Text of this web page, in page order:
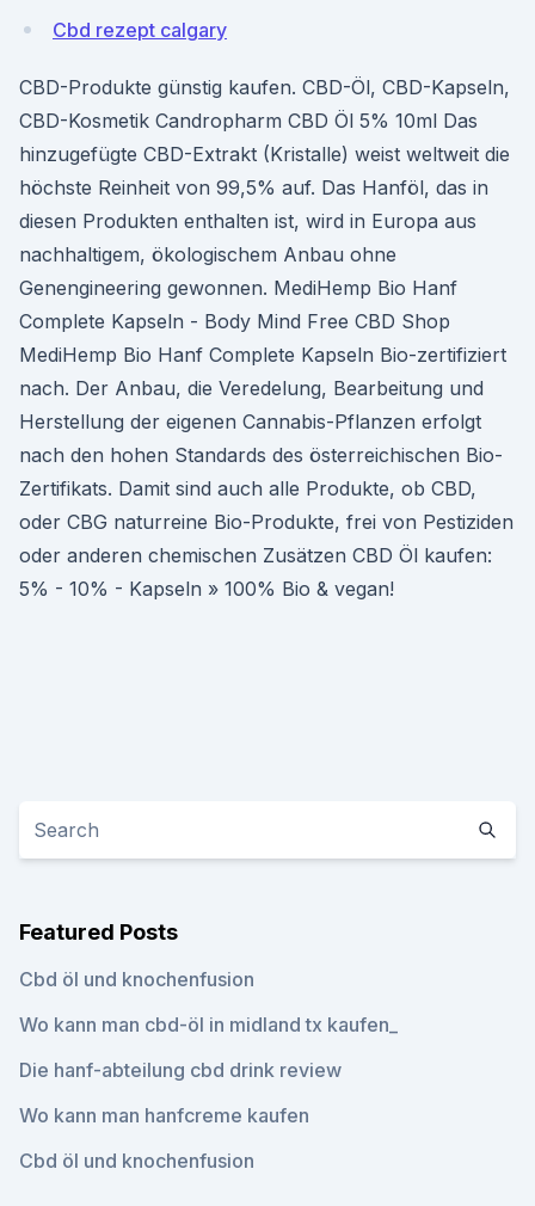
Cbd rezept calgary
CBD-Produkte günstig kaufen. CBD-Öl, CBD-Kapseln,
CBD-Kosmetik Candropharm CBD Öl 5% 10ml Das
hinzugefügte CBD-Extrakt (Kristalle) weist weltweit die
höchste Reinheit von 99,5% auf. Das Hanföl, das in
diesen Produkten enthalten ist, wird in Europa aus
nachhaltigem, ökologischem Anbau ohne
Genengineering gewonnen. MediHemp Bio Hanf
Complete Kapseln - Body Mind Free CBD Shop
MediHemp Bio Hanf Complete Kapseln Bio-zertifiziert
nach. Der Anbau, die Veredelung, Bearbeitung und
Herstellung der eigenen Cannabis-Pflanzen erfolgt
nach den hohen Standards des österreichischen Bio-
Zertifikats. Damit sind auch alle Produkte, ob CBD,
oder CBG naturreine Bio-Produkte, frei von Pestiziden
oder anderen chemischen Zusätzen CBD Öl kaufen:
5% - 10% - Kapseln » 100% Bio & vegan!
Featured Posts
Cbd öl und knochenfusion
Wo kann man cbd-öl in midland tx kaufen_
Die hanf-abteilung cbd drink review
Wo kann man hanfcreme kaufen
Cbd öl und knochenfusion